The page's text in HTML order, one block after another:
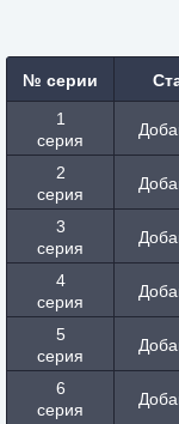
№ серии
1
серия
2
серия
3
серия
4
серия
5
серия
6
серия